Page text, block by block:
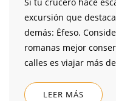
excursión que
demás: Éfeso.
romanas mejor
calles es viajar más
LEER MÁS